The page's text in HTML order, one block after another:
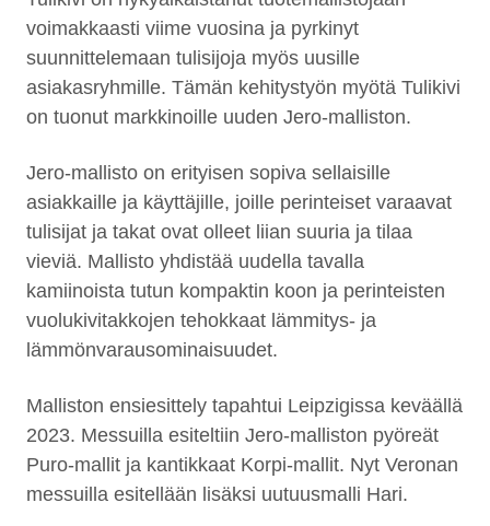
voimakkaasti viime vuosina ja pyrkinyt
suunnittelemaan tulisijoja myös uusille
asiakasryhmille. Tämän kehitystyön myötä Tulikivi
on tuonut markkinoille uuden Jero-malliston.
Jero-mallisto on erityisen sopiva sellaisille
asiakkaille ja käyttäjille, joille perinteiset varaavat
tulisijat ja takat ovat olleet liian suuria ja tilaa
vieviä. Mallisto yhdistää uudella tavalla
kamiinoista tutun kompaktin koon ja perinteisten
vuolukivitakkojen tehokkaat lämmitys- ja
lämmönvarausominaisuudet.
Malliston ensiesittely tapahtui Leipzigissa keväällä
2023. Messuilla esiteltiin Jero-malliston pyöreät
Puro-mallit ja kantikkaat Korpi-mallit. Nyt Veronan
messuilla esitellään lisäksi uutuusmalli Hari.